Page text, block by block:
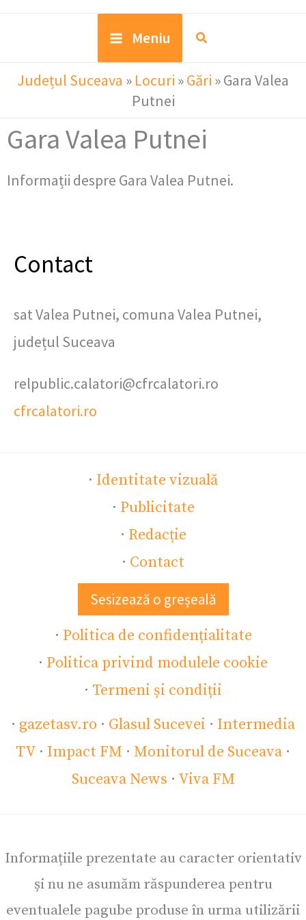
Meniu
Județul Suceava » Locuri »Gări »Gara Valea
Putnei
Gara Valea Putnei
Informații despre Gara Valea Putnei.
Contact
sat Valea Putnei, comuna Valea Putnei,
județul Suceava
relpublic.calatori@cfrcalatori.ro
cfrcalatori.ro
· Identitate vizuală
· Publicitate
· Redacție
· Contact
Sesizează o greșeală
· Politica de confidențialitate
· Politica privind modulele cookie
· Termeni și condiții
· gazetasv.ro · Glasul Sucevei · Intermedia
TV · Impact FM · Monitorul de Suceava ·
Suceava News · Viva FM
Informațiile prezentate au caracter orientativ
și nu ne asumăm răspunderea pentru
eventualele pagube produse în urma utilizării